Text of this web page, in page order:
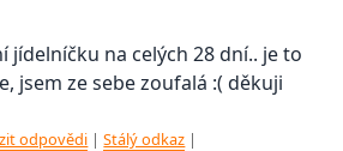
jídelníčku na celých 28 dní.. je to
jsem ze sebe zoufalá :( děkuji
odpovědi |Stálý odkaz |